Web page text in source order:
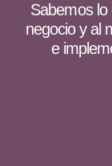
Sabemos lo
negocio y al
e